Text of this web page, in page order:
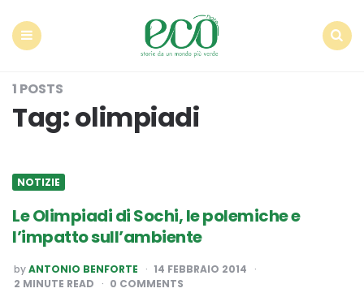
1 POSTS
Tag:olimpiadi
NOTIZIE
Le Olimpiadi di Sochi, le polemiche e
l’impatto sull’ambiente
POSTED
BY
byANTONIO BENFORTE
14 FEBBRAIO 2014
2 MINUTE READ 0 COMMENTS